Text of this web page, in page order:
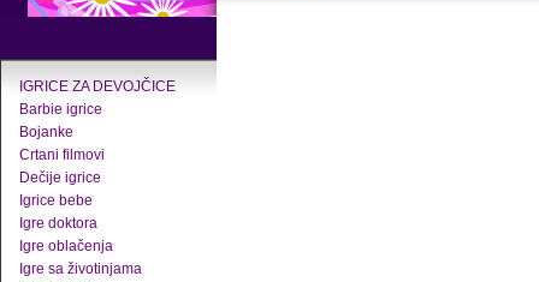
IGRICE ZA DEVOJČICE
Barbie igrice
Bojanke
Crtani filmovi
Dečije igrice
Igrice bebe
Igre doktora
Igre oblačenja
Igre sa životinjama